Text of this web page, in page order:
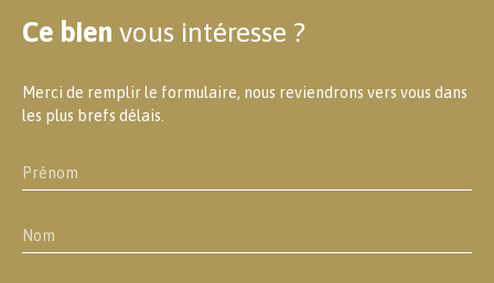
Ce bien vous intéresse ?
Merci de remplir le formulaire, nous reviendrons vers vous dans
les plus brefs délais.
Prénom
Nom